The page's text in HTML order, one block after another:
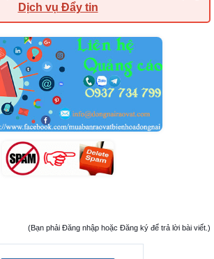
Dịch vụ Đẩy tin
(Bạn phải Đăng nhập hoặc Đăng ký để trả lời bài viết.)